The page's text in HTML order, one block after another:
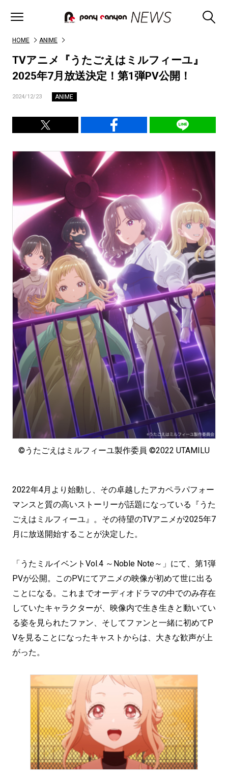
HOME ANIME
TVアニメ『うたごえはミルフィーユ』
2025年7月放送決定！第1弾PV公開！
2024/12/23 ANIME
©うたごえはミルフィーユ製作委員 ©2022 UTAMILU
2022年4月より始動し、その卓越したアカペラパフォー
マンスと質の高いストーリーが話題になっている『うた
ごえはミルフィーユ』。その待望のTVアニメが2025年7
月に放送開始することが決定した。
「うたミルイベントVol.4 ～Noble Note～」にて、第1弾
PVが公開。このPVにてアニメの映像が初めて世に出る
ことになる。これまでオーディオドラマの中でのみ存在
していたキャラクターが、映像内で生き生きと動いてい
る姿を見られたファン、そしてファンと一緒に初めてP
Vを見ることになったキャストからは、大きな歓声が上
がった。